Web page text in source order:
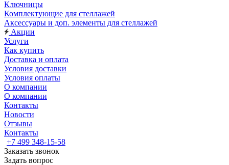
Ключницы
Комплектующие для стеллажей
Аксессуары и доп. элементы для стеллажей
Акции
Услуги
Как купить
Доставка и оплата
Условия доставки
Условия оплаты
О компании
О компании
Контакты
Новости
Отзывы
Контакты
+7 499 348-15-58
Заказать звонок
Задать вопрос